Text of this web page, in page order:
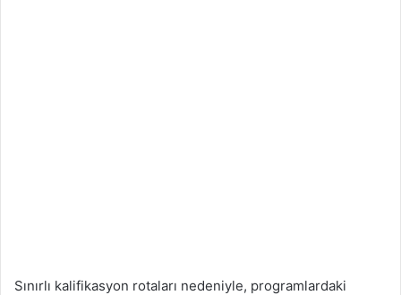
Sınırlı kalifikasyon rotaları nedeniyle, programlardaki